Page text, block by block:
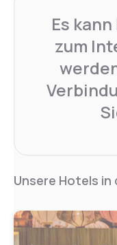
Es
zum
Unsere Hotels in